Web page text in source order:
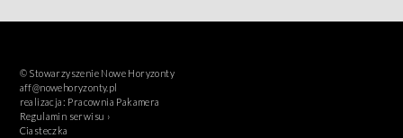
© Stowarzyszenie Nowe Horyzonty
aff@nowehoryzonty.pl
realizacja: Pracownia Pakamera
Regulamin serwisu ›
Ciasteczka